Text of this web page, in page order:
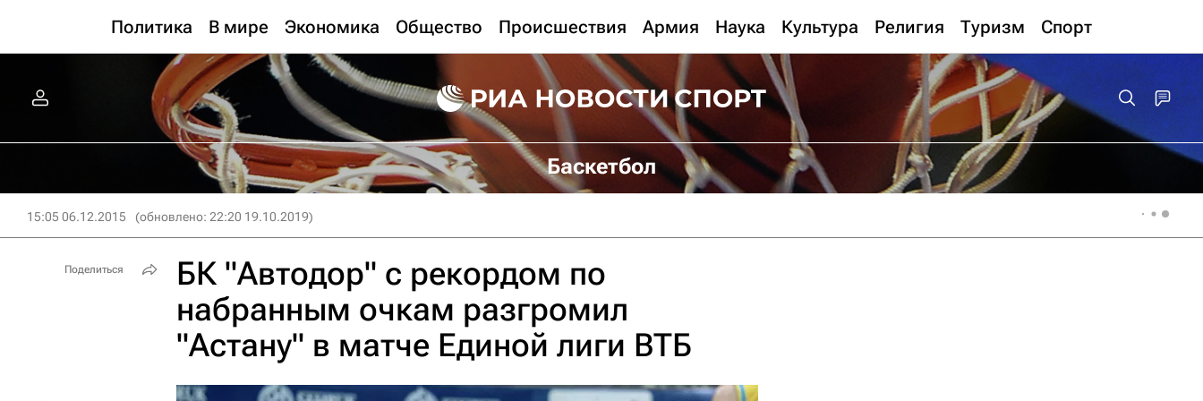
Политика В мире Экономика Общество Происшествия Армия Наука Культура Религия Туризм Спорт
Баскетбол
15:05 06.12.2015 (обновлено: 22:20 19.10.2019)
БК "Автодор" с рекордом по
набранным очкам разгромил
"Астану" в матче Единой лиги ВТБ
Поделиться